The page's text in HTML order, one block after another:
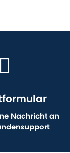
Nachricht an